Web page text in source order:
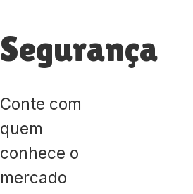
Segurança
Conte com
quem
conhece o
mercado